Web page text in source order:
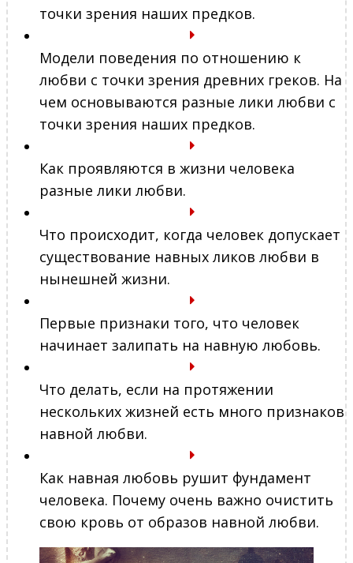
точки зрения наших предков.
Модели поведения по отношению к
любви с точки зрения древних греков. На
чем основываются разные лики любви с
точки зрения наших предков.
Как проявляются в жизни человека
разные лики любви.
Что происходит, когда человек допускает
существование навных ликов любви в
нынешней жизни.
Первые признаки того, что человек
начинает залипать на навную любовь.
Что делать, если на протяжении
нескольких жизней есть много признаков
навной любви.
Как навная любовь рушит фундамент
человека. Почему очень важно очистить
свою кровь от образов навной любви.